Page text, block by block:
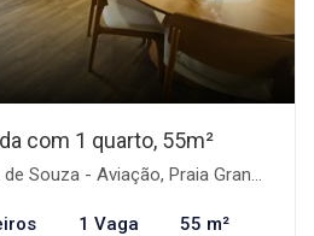
com 1 quarto, 55m²
- Aviação, Praia Grande-SP
1 Vaga 55 m²